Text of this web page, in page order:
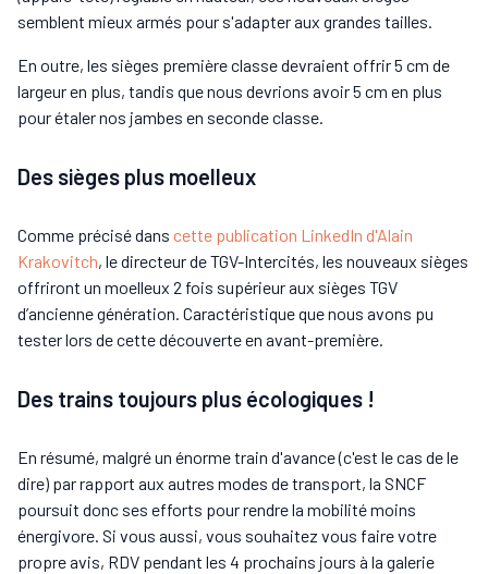
semblent mieux armés pour s'adapter aux grandes tailles.
En outre, les sièges première classe devraient offrir 5 cm de
largeur en plus, tandis que nous devrions avoir 5 cm en plus
pour étaler nos jambes en seconde classe.
Des sièges plus moelleux
Comme précisé dans cette publication LinkedIn d'Alain
Krakovitch, le directeur de TGV-Intercités, les nouveaux sièges
offriront un moelleux 2 fois supérieur aux sièges TGV
d’ancienne génération. Caractéristique que nous avons pu
tester lors de cette découverte en avant-première.
Des trains toujours plus écologiques !
En résumé, malgré un énorme train d'avance (c'est le cas de le
dire) par rapport aux autres modes de transport, la SNCF
poursuit donc ses efforts pour rendre la mobilité moins
énergivore. Si vous aussi, vous souhaitez vous faire votre
propre avis, RDV pendant les 4 prochains jours à la galerie